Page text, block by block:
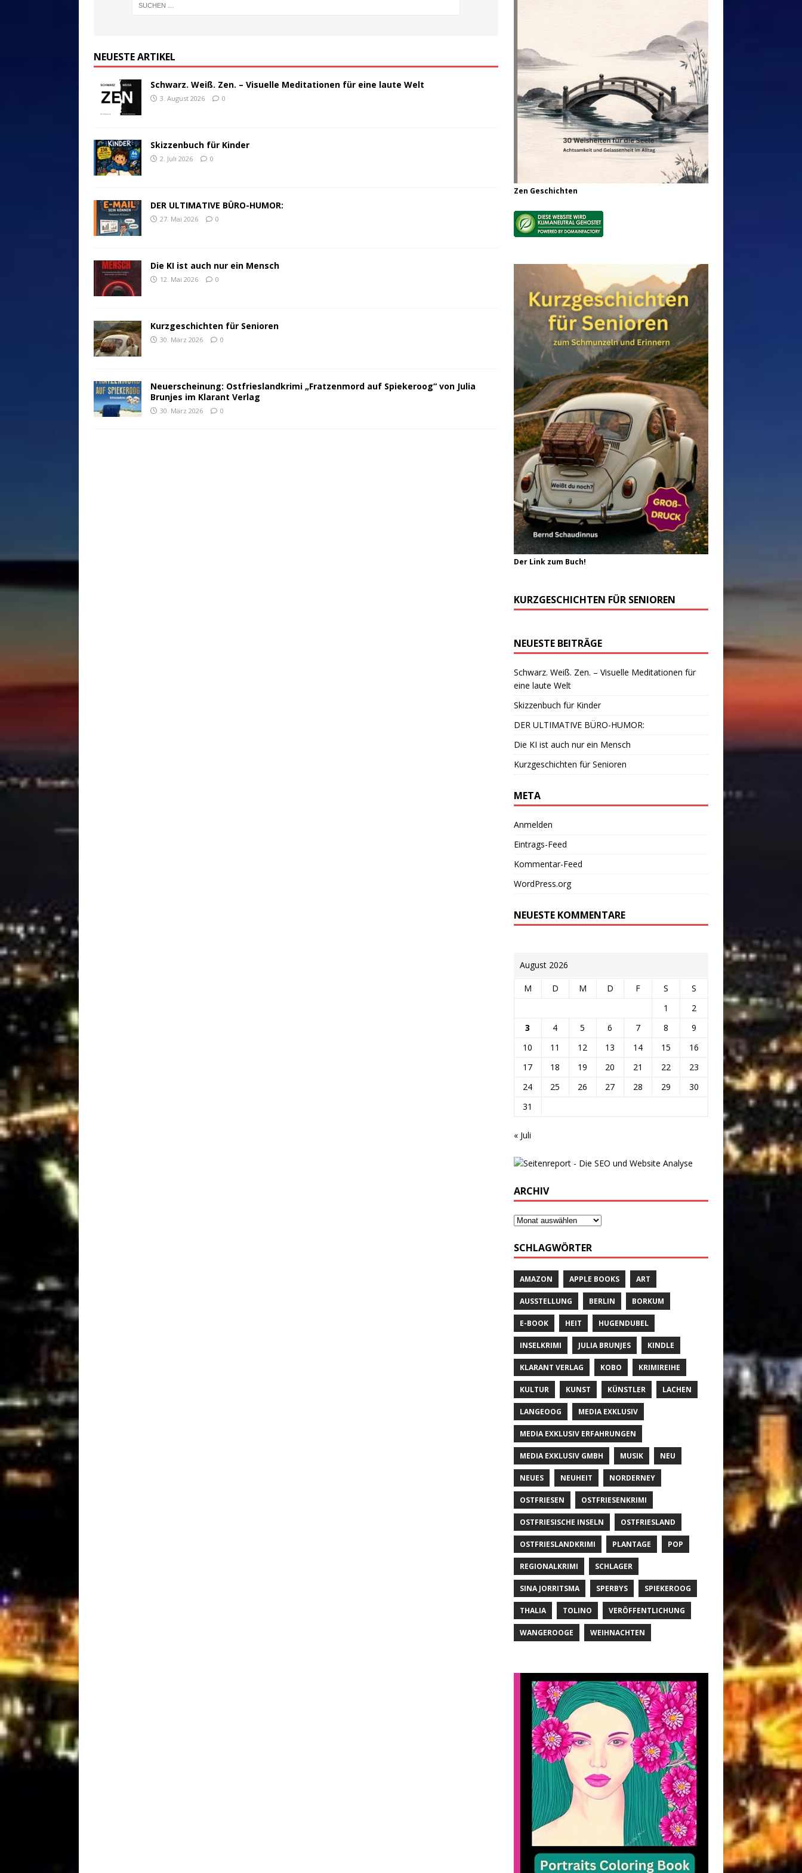
NEUESTE ARTIKEL
Schwarz. Weiß. Zen. – Visuelle Meditationen für eine laute Welt
3. August 2026 0
Skizzenbuch für Kinder
2. Juli 2026 0
DER ULTIMATIVE BÜRO-HUMOR:
27. Mai 2026 0
Die KI ist auch nur ein Mensch
12. Mai 2026 0
Kurzgeschichten für Senioren
30. März 2026 0
Neuerscheinung: Ostfrieslandkrimi „Fratzenmord auf Spiekeroog“ von Julia
Brunjes im Klarant Verlag
30. März 2026 0
Zen Geschichten
Der Link zum Buch!
KURZGESCHICHTEN FÜR SENIOREN
NEUESTE BEITRÄGE
Schwarz. Weiß. Zen. – Visuelle Meditationen für
eine laute Welt
Skizzenbuch für Kinder
DER ULTIMATIVE BÜRO-HUMOR:
Die KI ist auch nur ein Mensch
Kurzgeschichten für Senioren
META
Anmelden
Eintrags-Feed
Kommentar-Feed
WordPress.org
NEUESTE KOMMENTARE
August 2026
M D M D F S
S
1
2
3
4 5 6 7 8
9
10
11 12 13 14 15
16
17
18 19 20 21 22
23
24
25 26 27 28 29
30
31
« Juli
ARCHIV
SCHLAGWÖRTER
AMAZON APPLE BOOKS ART
AUSSTELLUNG BERLIN BORKUM
E-BOOK HEIT HUGENDUBEL
INSELKRIMI JULIA BRUNJES KINDLE
KLARANT VERLAG KOBO KRIMIREIHE
KULTUR KUNST KÜNSTLER LACHEN
LANGEOOG MEDIA EXKLUSIV
MEDIA EXKLUSIV ERFAHRUNGEN
MEDIA EXKLUSIV GMBH MUSIK NEU
NEUES NEUHEIT NORDERNEY
OSTFRIESEN OSTFRIESENKRIMI
OSTFRIESISCHE INSELN OSTFRIESLAND
OSTFRIESLANDKRIMI PLANTAGE POP
REGIONALKRIMI SCHLAGER
SINA JORRITSMA SPERBYS SPIEKEROOG
THALIA TOLINO VERÖFFENTLICHUNG
WANGEROOGE WEIHNACHTEN